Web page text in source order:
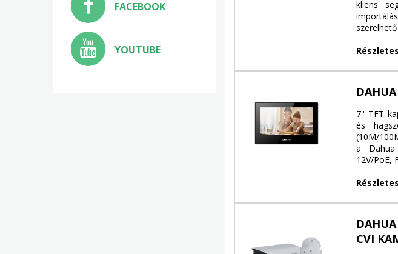
FACEBOOK
YOUTUBE
kliens
szerelhető
7'' TFT
és
(10M/
a Dahua
12V/PoE,
CVI